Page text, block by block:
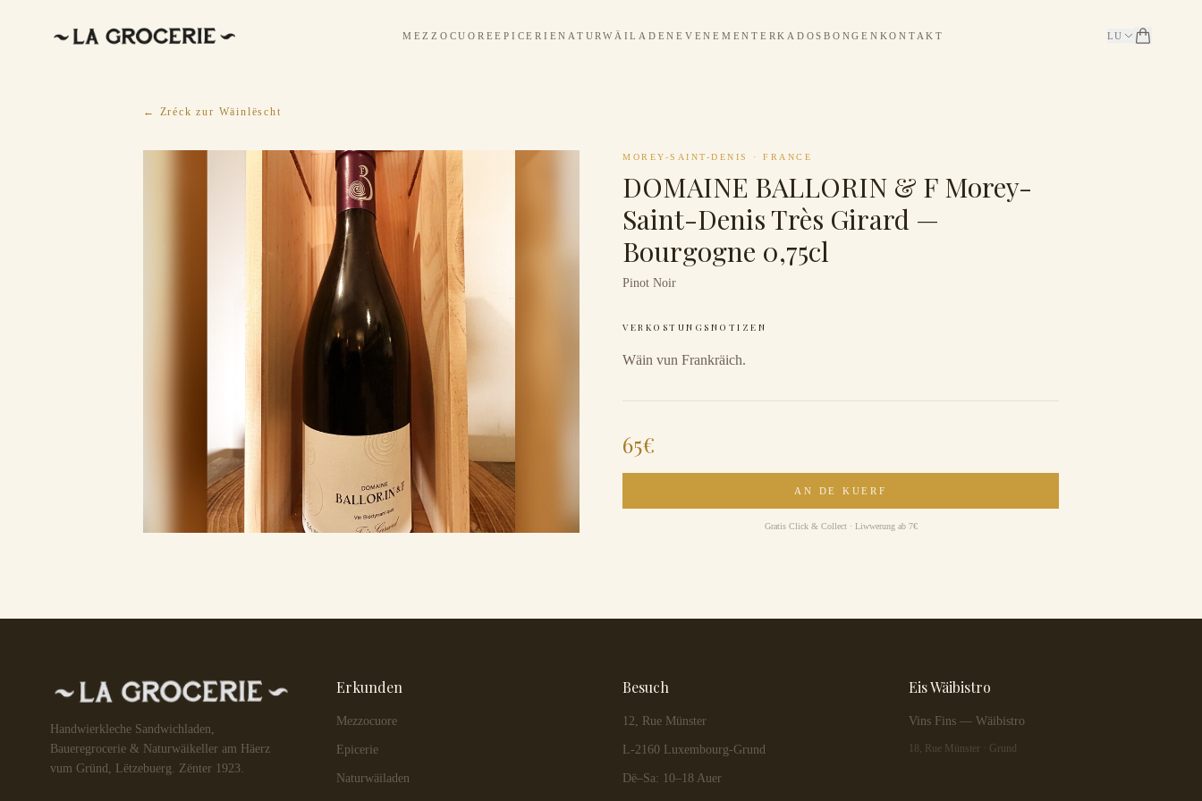
MEZZOCUOREEPICERIENATURWÄILADENEVENEMENTERKADOSBONGEN KONTAKT LU
← Zréck zur Wäinlëscht
MOREY-SAINT-DENIS · FRANCE
DOMAINE BALLORIN & F Morey-
Saint-Denis Très Girard —
Bourgogne 0,75cl
Pinot Noir
VERKOSTUNGSNOTIZEN
Wäin vun Frankräich.
65€
AN DE KUERF
Gratis Click & Collect · Liwwerung ab 7€
Handwierkleche Sandwichladen,
Baueregrocerie & Naturwäikeller am Häerz
vum Gründ, Lëtzebuerg. Zënter 1923.
Erkunden
Mezzocuore
Epicerie
Naturwäiladen
Besuch
12, Rue Münster
L-2160 Luxembourg-Grund
Dë–Sa: 10–18 Auer
Eis Wäibistro
Vins Fins — Wäibistro
18, Rue Münster · Grund